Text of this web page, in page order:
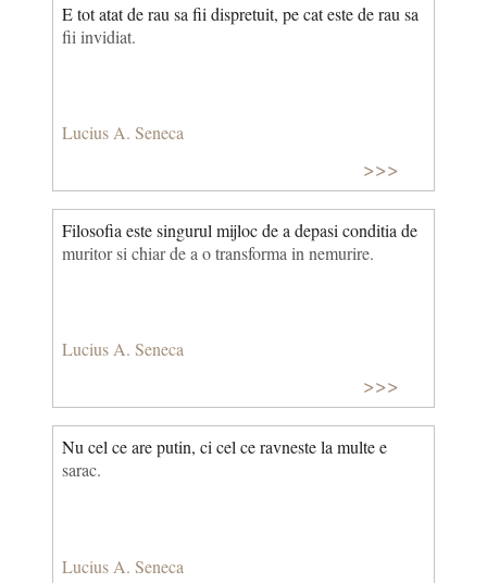
E tot atat de rau sa fii dispretuit, pe cat este de rau sa
fii invidiat.
Lucius A. Seneca
>>>
Filosofia este singurul mijloc de a depasi conditia de
muritor si chiar de a o transforma in nemurire.
Lucius A. Seneca
>>>
Nu cel ce are putin, ci cel ce ravneste la multe e
sarac.
Lucius A. Seneca